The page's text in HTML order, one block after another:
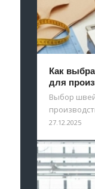
Как
для
Выбор
27.12.2025